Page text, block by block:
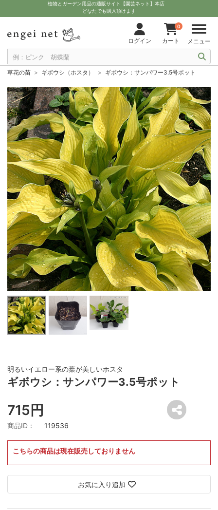
植物とガーデン用品の通販サイト【園芸ネット】本店
どなたでも購入頂けます
ログイン
0
カート メニュー
草花の苗 ギボウシ（ホスタ） ギボウシ：サンパワー3.5号ポット
明るいイエロー系の葉が美しいホスタ
ギボウシ：サンパワー3.5号ポット
715円
商品ID： 119536
こちらの商品は現在販売しておりません
お気に入り追加